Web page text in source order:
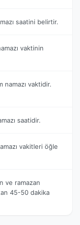
saatini belirtir.
vaktinin
namazı vaktidir.
saatidir.
vakitleri öğle
ve ramazan
45-50 dakika